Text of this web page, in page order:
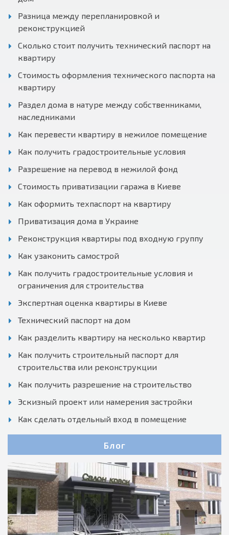
Разница между перепланировкой и
реконструкцией
Сколько стоит получить технический паспорт на
квартиру
Стоимость оформления технического паспорта на
квартиру
Раздел дома в натуре между собственниками,
наследниками
Как перевести квартиру в нежилое помещение
Как получить градостроительные условия
Разрешение на перевод в нежилой фонд
Стоимость приватизации гаража в Киеве
Как оформить техпаспорт на квартиру
Приватизация дома в Украине
Реконструкция квартиры под входную группу
Как узаконить самострой
Как получить градостроительные условия и
ограничения для строительства
Экспертная оценка квартиры в Киеве
Технический паспорт на дом
Как разделить квартиру на несколько квартир
Как получить строительный паспорт для
строительства или реконструкции
Как получить разрешение на строительство
Эскизный проект или намерения застройки
Как сделать отдельный вход в помещение
Блог